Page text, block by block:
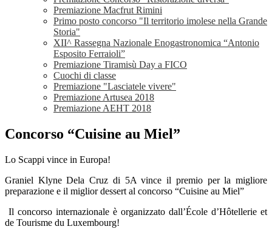
Premiazione Macfrut Rimini
Primo posto concorso "Il territorio imolese nella Grande
Storia"
XII^ Rassegna Nazionale Enogastronomica “Antonio
Esposito Ferraioli”
Premiazione Tiramisù Day a FICO
Cuochi di classe
Premiazione "Lasciatele vivere"
Premiazione Artusea 2018
Premiazione AEHT 2018
Concorso “Cuisine au Miel”
Lo Scappi vince in Europa!
Graniel Klyne Dela Cruz di 5A vince il premio per la migliore
preparazione e il miglior dessert al concorso “Cuisine au Miel”
Il concorso internazionale è organizzato dall’École d’Hôtellerie et
de Tourisme du Luxembourg!